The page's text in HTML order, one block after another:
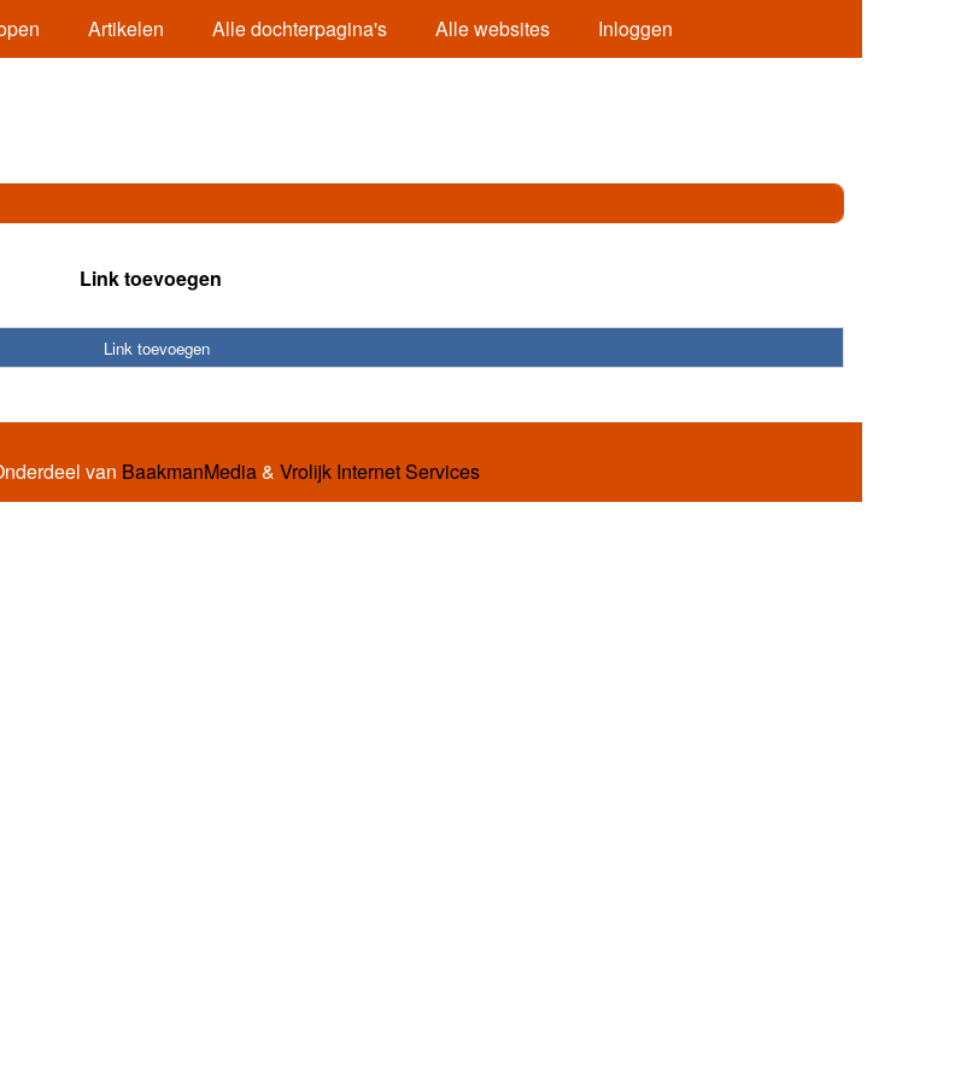
Artikelen Alle dochterpagina's Alle websites Inloggen
Link toevoegen
Link toevoegen
van BaakmanMedia& Vrolijk Internet Services